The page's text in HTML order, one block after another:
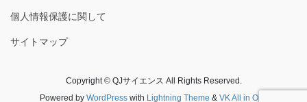
個人情報保護に関して
サイトマップ
Copyright © QJサイエンス All Rights Reserved.
Powered by WordPresswith Lightning Theme & VK All in One